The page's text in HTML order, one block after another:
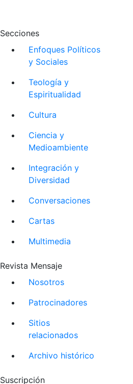
Secciones
Enfoques Políticos
y Sociales
Teología y
Espiritualidad
Cultura
Ciencia y
Medioambiente
Integración y
Diversidad
Conversaciones
Cartas
Multimedia
Revista Mensaje
Nosotros
Patrocinadores
Sitios
relacionados
Archivo histórico
Suscripción